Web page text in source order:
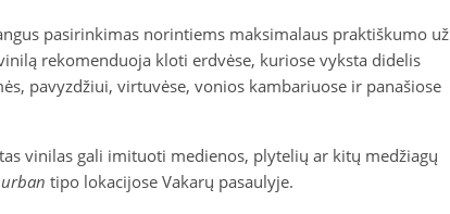
pasirinkimas norintiems maksimalaus praktiškumo už
rekomenduoja kloti erdvėse, kuriose vyksta didelis
pavyzdžiui, virtuvėse, vonios kambariuose ir panašiose
vinilas gali imituoti medienos, plytelių ar kitų medžiagų
urban tipo lokacijose Vakarų pasaulyje.